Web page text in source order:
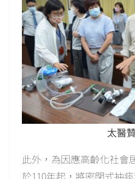
太醫
此外，為因應高齡化社會